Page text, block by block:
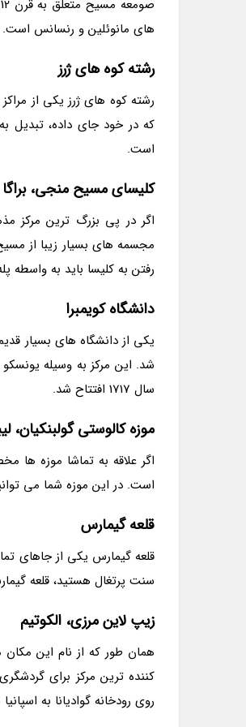
های مانوئلین و رنسانس است.
رشته کوه های ژرز
رشته کوه های ژرز یکی از
که در خود جای داده، تبدیل
است.
کلیسای مسیح منجی، براگا
اگر در پی بزرگ ترین مرکز
مجسمه های بسیار زیبا از
رفتن به کلیسا باید به واسطه پله های آن 116 متر بالا روید تا برسید به کلیسای
دانشگاه کویمبرا
شد. این مرکز به وسیله
سال 1717 افتتاح شد.
موزه کالوستی گولبنکیان،
اگر علاقه به تماشا موزه ها
است. در این موزه شما می
قلعه گیمارس
قلعه گیمارس یکی از جاهای
سنت پرتغال هستید، قلعه
زیپ لاین مرزی، الکوتیم
همان طور که از نام این
روی رودخانه گوادیانا به اسپانیا